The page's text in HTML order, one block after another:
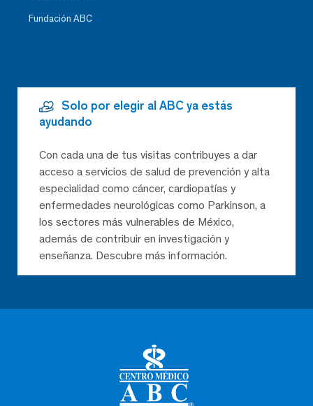
Fundación ABC
Solo por elegir al ABC ya estás
ayudando
Con cada una de tus visitas contribuyes a dar
acceso a servicios de salud de prevención y alta
especialidad como cáncer, cardiopatías y
enfermedades neurológicas como Parkinson, a
los sectores más vulnerables de México,
además de contribuir en investigación y
enseñanza. Descubre más información.